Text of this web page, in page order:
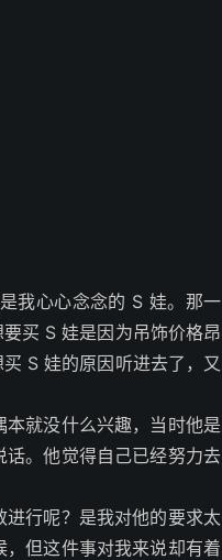
我心心念念的 S 娃。那一
买 S 娃是因为吊饰价格昂
S 娃的原因听进去了，又
就没什么兴趣，当时他是
。他觉得自己已经努力去
行呢？是我对他的要求太
但这件事对我来说却有着